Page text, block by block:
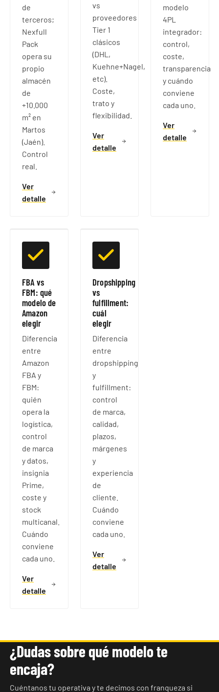
de
terceros;
Nexfull
Pack
opera su
propio
almacén
de
+10.000
m² en
Martos
(Jaén).
Control
real.
Ver
detalle
vs
proveedores
Tier 1
clásicos
(DHL,
Kuehne+Nagel,
etc).
Coste,
trato y
flexibilidad.
Ver
detalle
modelo
4PL
integrador:
control,
coste,
transparencia
y cuándo
conviene
cada uno.
Ver
detalle
FBA vs
FBM: qué
modelo de
Amazon
elegir
Diferencia
entre
Amazon
FBA y
FBM:
quién
opera la
logística,
control
de marca
y datos,
insignia
Prime,
coste y
stock
multicanal.
Cuándo
conviene
cada uno.
Ver
detalle
Dropshipping
vs
fulfillment:
cuál
elegir
Diferencia
entre
dropshipping
y
fulfillment:
control
de marca,
calidad,
plazos,
márgenes
y
experiencia
de
cliente.
Cuándo
conviene
cada uno.
Ver
detalle
¿Dudas sobre qué modelo te
encaja?
Cuéntanos tu operativa y te decimos con franqueza si